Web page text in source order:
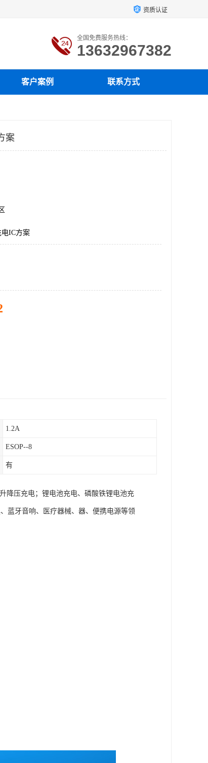
资质认证
全国免费服务热线：
13632967382
客户案例 联系方式
案
电IC方案
1.2A
ESOP--8
有
降压充电；锂电池充电、磷酸铁锂电池充
蓝牙音响、医疗器械、器、便携电源等领